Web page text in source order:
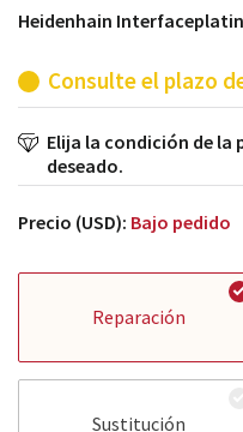
Heidenhain
Consulte el plazo
Elija la condición de la
deseado.
Precio (USD): Bajo pedido
Reparación
Sustitución